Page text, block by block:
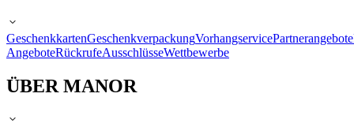
GeschenkkartenGeschenkverpackungVorhangservicePartnerangebote
AngeboteRückrufeAusschlüsseWettbewerbe
ÜBER MANOR